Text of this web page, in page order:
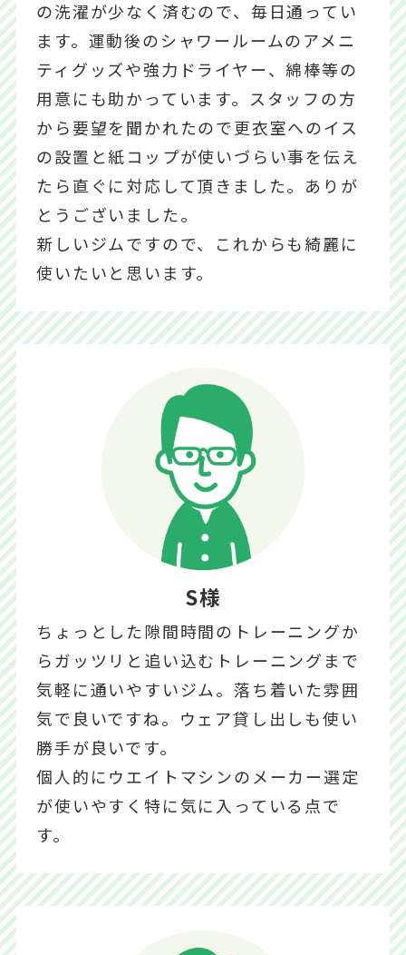
の洗濯が少なく済むので、毎日通ってい
ます。運動後のシャワールームのアメニ
ティグッズや強力ドライヤー、綿棒等の
用意にも助かっています。スタッフの方
から要望を聞かれたので更衣室へのイス
の設置と紙コップが使いづらい事を伝え
たら直ぐに対応して頂きました。ありが
とうございました。
新しいジムですので、これからも綺麗に
使いたいと思います。
S様
ちょっとした隙間時間のトレーニングか
らガッツリと追い込むトレーニングまで
気軽に通いやすいジム。落ち着いた雰囲
気で良いですね。ウェア貸し出しも使い
勝手が良いです。
個人的にウエイトマシンのメーカー選定
が使いやすく特に気に入っている点で
す。